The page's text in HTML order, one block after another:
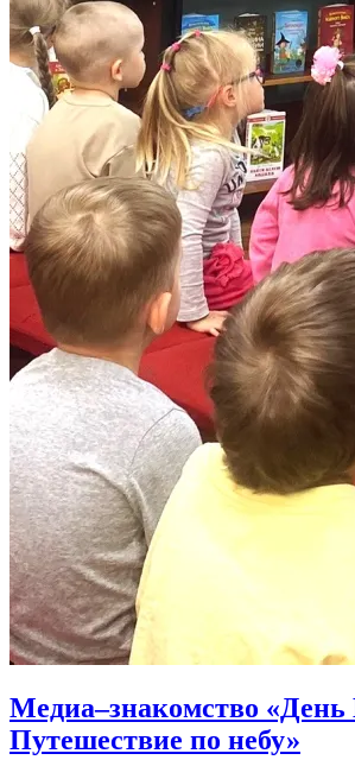
Медиа–знакомство
Путешествие по небу»